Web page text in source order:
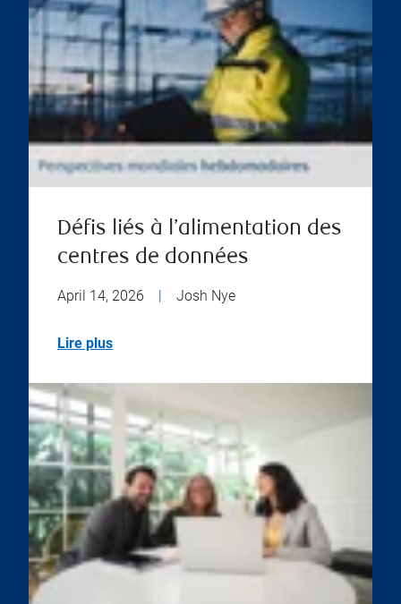
Défis liés à l’alimentation des
centres de données
April 14, 2026 | Josh Nye
Lire plus